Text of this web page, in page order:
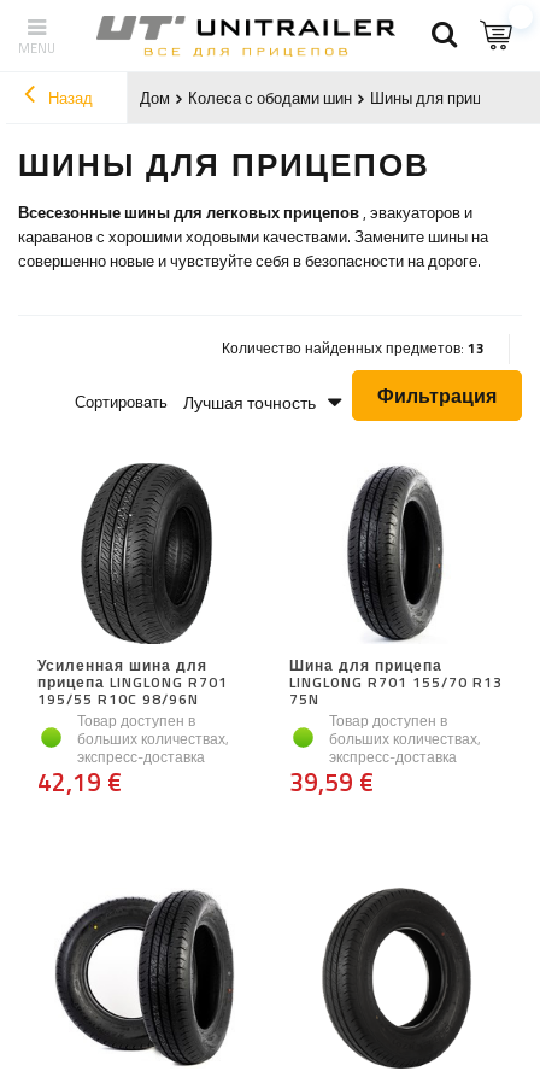
Назад Дом Колеса с ободами шин Шины для прицепов
ШИНЫ ДЛЯ ПРИЦЕПОВ
Всесезонные шины для легковых прицепов, эвакуаторов и
караванов с хорошими ходовыми качествами. Замените шины на
совершенно новые и чувствуйте себя в безопасности на дороге.
Количество найденных предметов: 13
Сортировать Лучшая точность Фильтрация
Усиленная шина для
прицепа LINGLONG R701
195/55 R10C 98/96N
Товар доступен в
больших количествах,
экспресс-доставка
42,19 €
Шина для прицепа
LINGLONG R701 155/70 R13
75N
Товар доступен в
больших количествах,
экспресс-доставка
39,59 €